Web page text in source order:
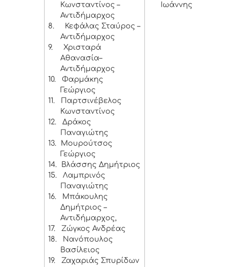
Κωνσταντίνος –
Αντιδήμαρχος
8.
Κεφάλας Σταύρος –
Αντιδήμαρχος
9.
Χρισταρά
Αθανασία–
Αντιδήμαρχος
10.
Φαρμάκης
Γεώργιος
11.
Παρτσινέβελος
Κωνσταντίνος
12.
Δράκος
Παναγιώτης
13.
Μουρούτσος
Γεώργιος
14.
Βλάσσης Δημήτριος
15.
Λαμπρινός
Παναγιώτης
16.
Μπάκουλης
Δημήτριος –
Αντιδήμαρχος,
17.
Ζώγκος Ανδρέας
18.
Νανόπουλος
Βασίλειος
19.
Ζαχαριάς Σπυρίδων
Ιωάννης